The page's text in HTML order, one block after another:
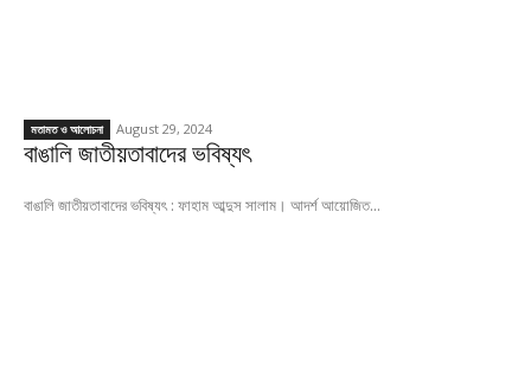
মতামত ও আলোচনা August 29, 2024
বাঙালি জাতীয়তাবাদের ভবিষ্যৎ
বাঙালি জাতীয়তাবাদের ভবিষ্যৎ : ফাহাম আব্দুস সালাম। আদর্শ আয়োজিত...